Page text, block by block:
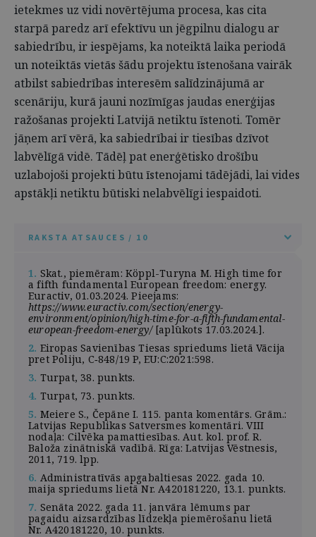
ietekmes uz vidi novērtējuma procesa, kas cita
starpā paredz arī efektīvu un jēgpilnu dialogu ar
sabiedrību, ir iespējams, ka noteiktā laika periodā
un noteiktās vietās šādu projektu īstenošana vairāk
atbilst sabiedrības interesēm salīdzinājumā ar
scenāriju, kurā jauni nozīmīgas jaudas enerģijas
ražošanas projekti Latvijā netiktu īstenoti. Tomēr
jāņem arī vērā, ka sabiedrībai ir tiesības dzīvot
labvēlīgā vidē. Tādēļ pat enerģētisko drošību
uzlabojoši projekti būtu īstenojami tādējādi, lai vides
apstākļi netiktu būtiski nelabvēlīgi iespaidoti.
RAKSTA ATSAUCES / 10
1. Skat., piemēram: Köppl-Turyna M. High time for
a fifth fundamental European freedom: energy.
Euractiv, 01.03.2024. Pieejams:
https://www.euractiv.com/section/energy-
environment/opinion/high-time-for-a-fifth-fundamental-
european-freedom-energy/[aplūkots 17.03.2024.].
2. Eiropas Savienības Tiesas spriedums lietā Vācija
pret Poliju, C‑848/19 P, EU:C:2021:598.
3. Turpat, 38. punkts.
4. Turpat, 73. punkts.
5. Meiere S., Čepāne I. 115. panta komentārs. Grām.:
Latvijas Republikas Satversmes komentāri. VIII
nodaļa: Cilvēka pamattiesības. Aut. kol. prof. R.
Baloža zinātniskā vadībā. Rīga: Latvijas Vēstnesis,
2011, 719. lpp.
6. Administratīvās apgabaltiesas 2022. gada 10.
maija spriedums lietā Nr. A420181220, 13.1. punkts.
7. Senāta 2022. gada 11. janvāra lēmums par
pagaidu aizsardzības līdzekļa piemērošanu lietā
Nr. A420181220, 10. punkts.